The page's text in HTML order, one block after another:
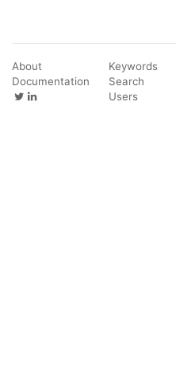
About
Documentation
Keywords
Search
Users